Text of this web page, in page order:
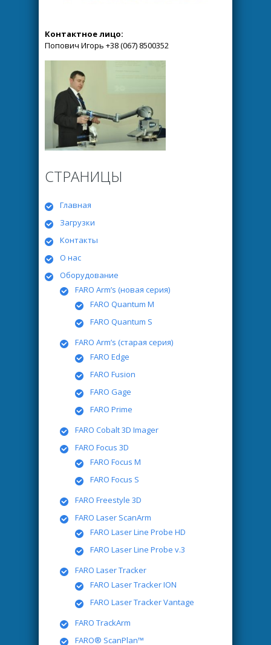
Контактное лицо:
Попович Игорь +38 (067) 8500352
СТРАНИЦЫ
Главная
Загрузки
Контакты
О нас
Оборудование
FARO Arm’s (новая серия)
FARO Quantum M
FARO Quantum S
FARO Arm’s (старая серия)
FARO Edge
FARO Fusion
FARO Gage
FARO Prime
FARO Cobalt 3D Imager
FARO Focus 3D
FARO Focus M
FARO Focus S
FARO Freestyle 3D
FARO Laser ScanArm
FARO Laser Line Probe HD
FARO Laser Line Probe v.3
FARO Laser Tracker
FARO Laser Tracker ION
FARO Laser Tracker Vantage
FARO TrackArm
FARO® ScanPlan™